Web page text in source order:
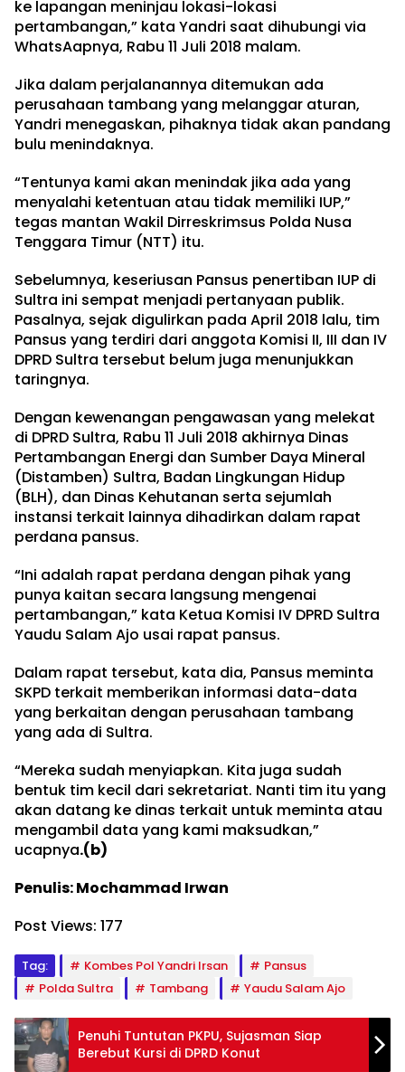
ke lapangan meninjau lokasi-lokasi
pertambangan,” kata Yandri saat dihubungi via
WhatsAapnya, Rabu 11 Juli 2018 malam.
Jika dalam perjalanannya ditemukan ada
perusahaan tambang yang melanggar aturan,
Yandri menegaskan, pihaknya tidak akan pandang
bulu menindaknya.
“Tentunya kami akan menindak jika ada yang
menyalahi ketentuan atau tidak memiliki IUP,”
tegas mantan Wakil Dirreskrimsus Polda Nusa
Tenggara Timur (NTT) itu.
Sebelumnya, keseriusan Pansus penertiban IUP di
Sultra ini sempat menjadi pertanyaan publik.
Pasalnya, sejak digulirkan pada April 2018 lalu, tim
Pansus yang terdiri dari anggota Komisi II, III dan IV
DPRD Sultra tersebut belum juga menunjukkan
taringnya.
Dengan kewenangan pengawasan yang melekat
di DPRD Sultra, Rabu 11 Juli 2018 akhirnya Dinas
Pertambangan Energi dan Sumber Daya Mineral
(Distamben) Sultra, Badan Lingkungan Hidup
(BLH), dan Dinas Kehutanan serta sejumlah
instansi terkait lainnya dihadirkan dalam rapat
perdana pansus.
“Ini adalah rapat perdana dengan pihak yang
punya kaitan secara langsung mengenai
pertambangan,” kata Ketua Komisi IV DPRD Sultra
Yaudu Salam Ajo usai rapat pansus.
Dalam rapat tersebut, kata dia, Pansus meminta
SKPD terkait memberikan informasi data-data
yang berkaitan dengan perusahaan tambang
yang ada di Sultra.
“Mereka sudah menyiapkan. Kita juga sudah
bentuk tim kecil dari sekretariat. Nanti tim itu yang
akan datang ke dinas terkait untuk meminta atau
mengambil data yang kami maksudkan,”
ucapnya.(b)
Penulis: Mochammad Irwan
Post Views: 177
Tag: Kombes Pol Yandri Irsan
Pansus
Polda Sultra
Tambang Yaudu Salam Ajo
Penuhi Tuntutan PKPU, Sujasman Siap
Berebut Kursi di DPRD Konut